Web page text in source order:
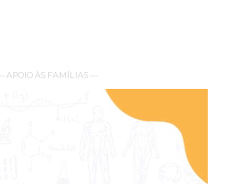
— APOIO ÀS FAMÍLIAS —